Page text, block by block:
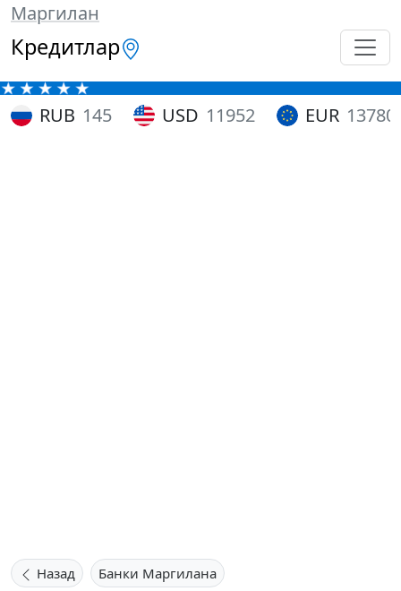
Маргилан
Кредитлар
RUB 145 USD 11952 EUR 13780
Назад Банки Маргилана